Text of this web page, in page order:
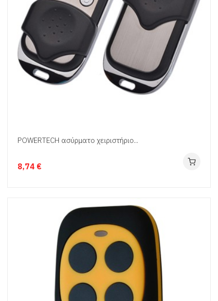
POWERTECH ασύρματο χειριστήριο...
8,74 €